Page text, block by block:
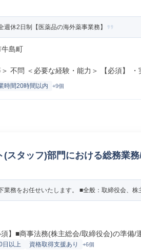
休2日制【医薬品の海外薬事業務】
島町
不問 ＜必要な経験・能力＞ 【必須】 ・
時間20時間以内 +9個
(スタッフ)部門における総務業
業務をお任せいたします。 ■全般：取締役会、
】■商事法務(株主総会/取締役会)の準備/
日以上 資格取得支援あり +6個